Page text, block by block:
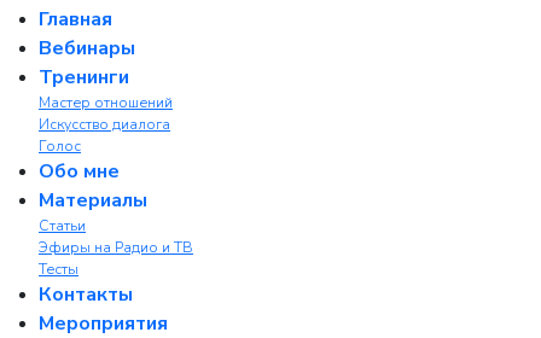
Главная
Вебинары
Тренинги
Мастер отношений
Искусство диалога
Голос
Обо мне
Материалы
Статьи
Эфиры на Радио и ТВ
Тесты
Контакты
Мероприятия